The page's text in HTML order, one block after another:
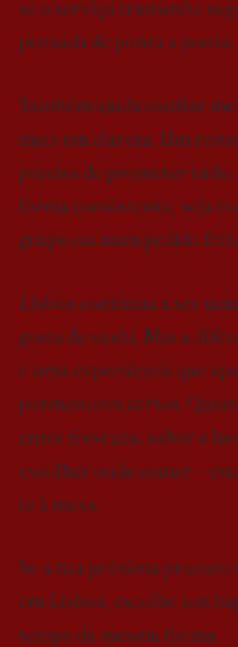
se o serviço transmite
pensada de ponta a ponta.
Também ajuda confiar
mais em clareza. Um
precisa de prometer
forma consistente, seja
grupo ou num pedido
Lisboa continua a ser
gosta de sushi. Mas a
e uma experiência que
pormenores certos.
entre frescura, sabor e
escolher onde comer –
te à mesa.
Se a tua próxima
em Lisboa, escolhe um
tempo da mesma forma.